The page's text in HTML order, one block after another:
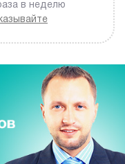
в неделю